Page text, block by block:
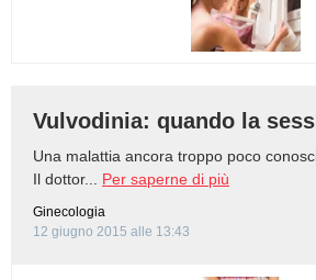
Vulvodinia: quando la
Una malattia ancora troppo poco
Il dottor... Per saperne di più
Ginecologia
12 giugno 2015 alle 13:43